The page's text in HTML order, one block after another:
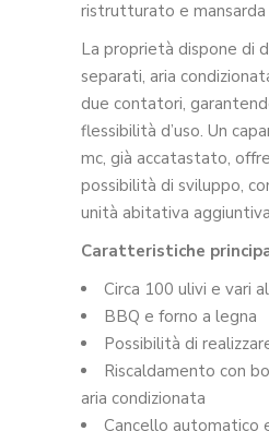
ristrutturato e mansarda
La proprietà dispone di
separati, aria
due contatori,
flessibilità d’uso. Un
mc, già accatastato,
possibilità di sviluppo,
unità abitativa
Caratteristiche
Circa 100 ulivi e vari
BBQ e forno a legna
Possibilità di
Riscaldamento con
aria condizionata
Cancello automatico